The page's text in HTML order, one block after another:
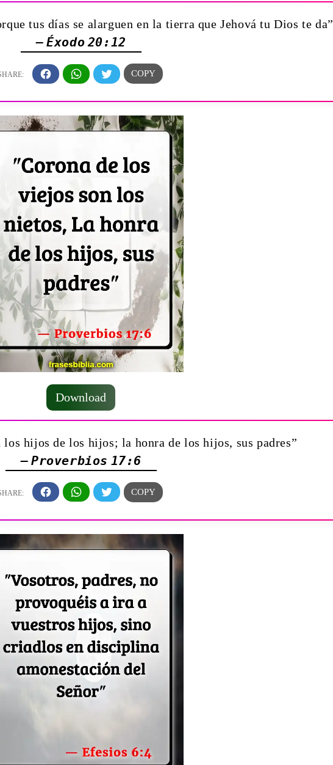
tus días se alarguen en la tierra que Jehová tu Dios te da”
— Éxodo 20:12
Download
los hijos de los hijos; la honra de los hijos, sus padres”
— Proverbios 17:6